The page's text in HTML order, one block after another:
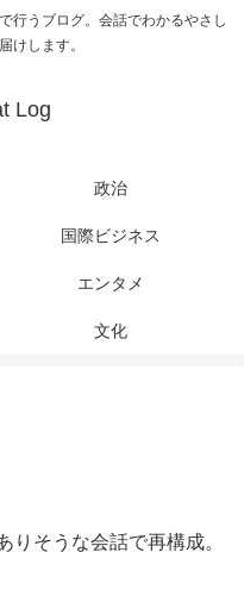
行うブログ。会話でわかるやさし
けします。
Log
政治
国際ビジネス
エンタメ
文化
りそうな会話で再構成。